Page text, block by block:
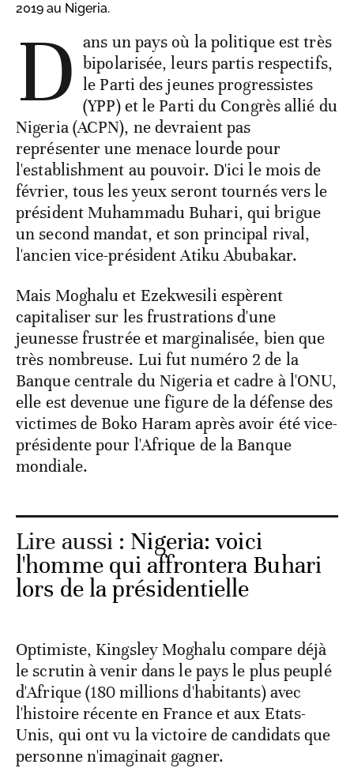
2019 au Nigeria.
D ans un pays où la politique est très
bipolarisée, leurs partis respectifs,
le Parti des jeunes progressistes
(YPP) et le Parti du Congrès allié du
Nigeria (ACPN), ne devraient pas
représenter une menace lourde pour
l'establishment au pouvoir. D'ici le mois de
février, tous les yeux seront tournés vers le
président Muhammadu Buhari, qui brigue
un second mandat, et son principal rival,
l'ancien vice-président Atiku Abubakar.
Mais Moghalu et Ezekwesili espèrent
capitaliser sur les frustrations d'une
jeunesse frustrée et marginalisée, bien que
très nombreuse. Lui fut numéro 2 de la
Banque centrale du Nigeria et cadre à l'ONU,
elle est devenue une figure de la défense des
victimes de Boko Haram après avoir été vice-
présidente pour l'Afrique de la Banque
mondiale.
Lire aussi : Nigeria: voici
l'homme qui affrontera Buhari
lors de la présidentielle
Optimiste, Kingsley Moghalu compare déjà
le scrutin à venir dans le pays le plus peuplé
d'Afrique (180 millions d'habitants) avec
l'histoire récente en France et aux Etats-
Unis, qui ont vu la victoire de candidats que
personne n'imaginait gagner.